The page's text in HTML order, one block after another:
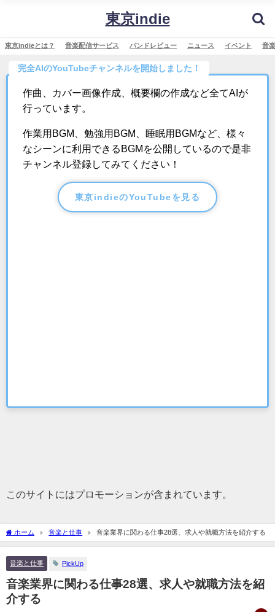
東京indie
東京indieとは？ 音楽配信サービス バンドレビュー ニュース イベント 音
完全AIのYouTubeチャンネルを開始しました！
作曲、カバー画像作成、概要欄の作成など全てAIが
行っています。
作業用BGM、勉強用BGM、睡眠用BGMなど、様々
なシーンに利用できるBGMを公開しているので是非
チャンネル登録してみてください！
東京indieのYouTubeを見る
このサイトにはプロモーションが含まれています。
ホーム 音楽と仕事 音楽業界に関わる仕事28選、求人や就職方法を紹介する
音楽と仕事 PickUp
音楽業界に関わる仕事28選、求人や就職方法を紹
介する